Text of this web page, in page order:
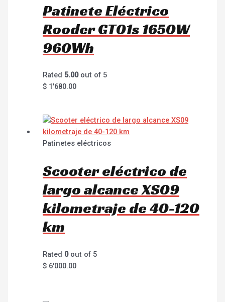
Patinete Eléctrico
Rooder GT01s 1650W
960Wh
Rated 5.00out of 5
$ 1'680.00
Patinetes eléctricos
Scooter eléctrico de
largo alcance XS09
kilometraje de 40-120
km
Rated 0out of 5
$ 6'000.00